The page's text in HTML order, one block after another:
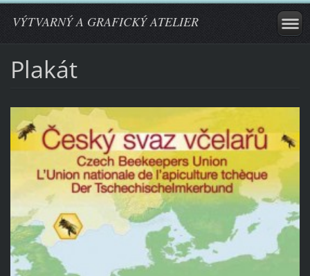
VÝTVARNÝ A GRAFICKÝ ATELIER
Plakát